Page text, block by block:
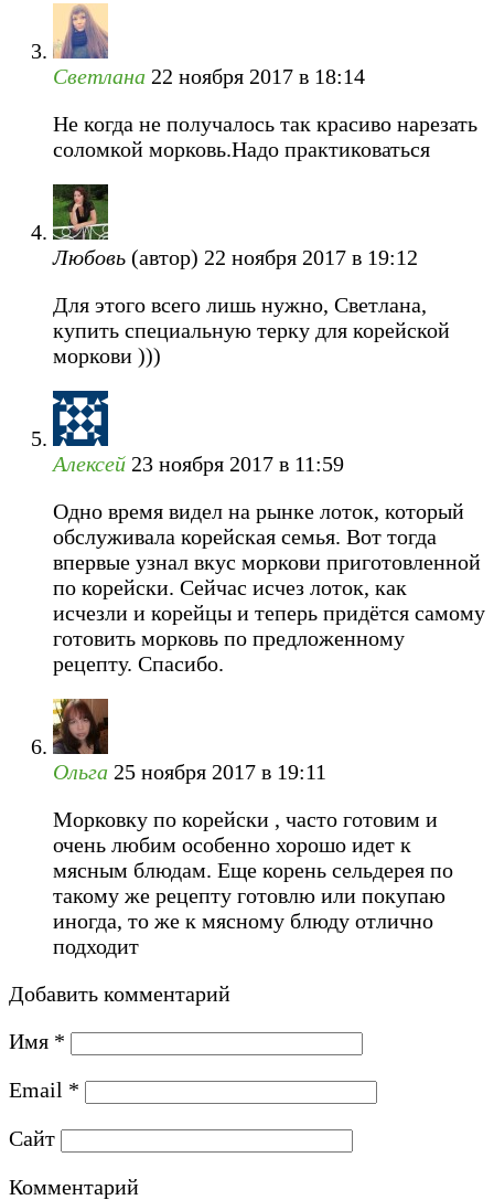
Светлана 22 ноября 2017 в 18:14
Не когда не получалось так красиво нарезать
соломкой морковь.Надо практиковаться
Любовь (автор) 22 ноября 2017 в 19:12
Для этого всего лишь нужно, Светлана,
купить специальную терку для корейской
моркови )))
Алексей 23 ноября 2017 в 11:59
Одно время видел на рынке лоток, который
обслуживала корейская семья. Вот тогда
впервые узнал вкус моркови приготовленной
по корейски. Сейчас исчез лоток, как
исчезли и корейцы и теперь придётся самому
готовить морковь по предложенному
рецепту. Спасибо.
Ольга 25 ноября 2017 в 19:11
Морковку по корейски , часто готовим и
очень любим особенно хорошо идет к
мясным блюдам. Еще корень сельдерея по
такому же рецепту готовлю или покупаю
иногда, то же к мясному блюду отлично
подходит
Добавить комментарий
Имя *
Email *
Сайт
Комментарий